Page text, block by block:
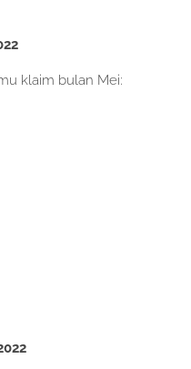
klaim bulan Mei: